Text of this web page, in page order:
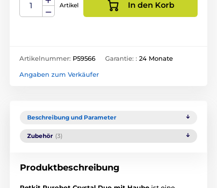
Artikel In den Korb
Artikelnummer: P59566 Garantie: : 24 Monate
Angaben zum Verkäufer
Beschreibung und Parameter
Zubehör (3)
Produktbeschreibung